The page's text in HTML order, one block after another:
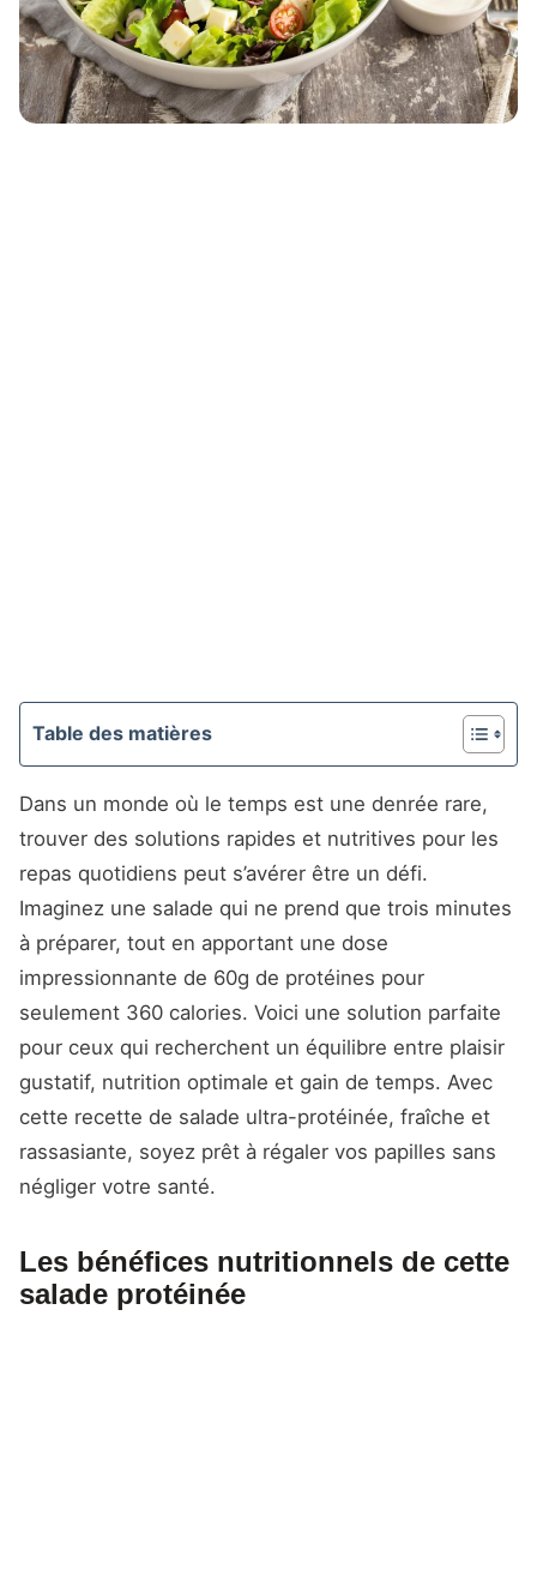
Table des matières
Dans un monde où le temps est une denrée rare,
trouver des solutions rapides et nutritives pour les
repas quotidiens peut s’avérer être un défi.
Imaginez une salade qui ne prend que trois minutes
à préparer, tout en apportant une dose
impressionnante de 60g de protéines pour
seulement 360 calories. Voici une solution parfaite
pour ceux qui recherchent un équilibre entre plaisir
gustatif, nutrition optimale et gain de temps. Avec
cette recette de salade ultra-protéinée, fraîche et
rassasiante, soyez prêt à régaler vos papilles sans
négliger votre santé.
Les bénéfices nutritionnels de cette
salade protéinée